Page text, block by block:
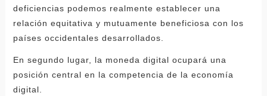
deficiencias podemos realmente establecer una
relación equitativa y mutuamente beneficiosa con los
países occidentales desarrollados.
En segundo lugar, la moneda digital ocupará una
posición central en la competencia de la economía
digital.